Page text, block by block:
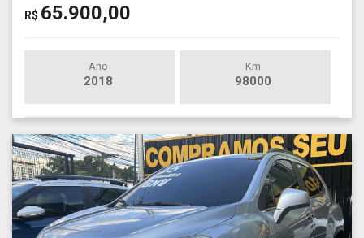
R$ 65.900,00
Ano
2018
Km
98000